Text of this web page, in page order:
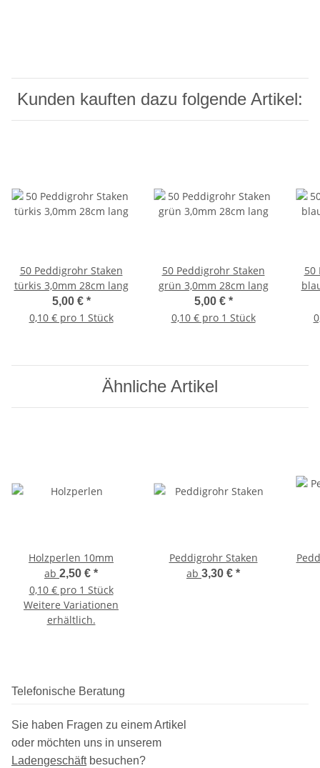
Kunden kauften dazu folgende Artikel:
50 Peddigrohr Staken
türkis 3,0mm 28cm lang
5,00 € *
0,10 € pro 1 Stück
50 Peddigrohr Staken
grün 3,0mm 28cm lang
5,00 € *
0,10 € pro 1 Stück
50
Ähnliche Artikel
Holzperlen 10mm
ab 2,50 € *
0,10 € pro 1 Stück
Weitere Variationen
erhältlich.
Peddigrohr Staken
ab 3,30 € *
Telefonische Beratung
Sie haben Fragen zu einem Artikel
oder möchten uns in unserem
Ladengeschäftbesuchen?